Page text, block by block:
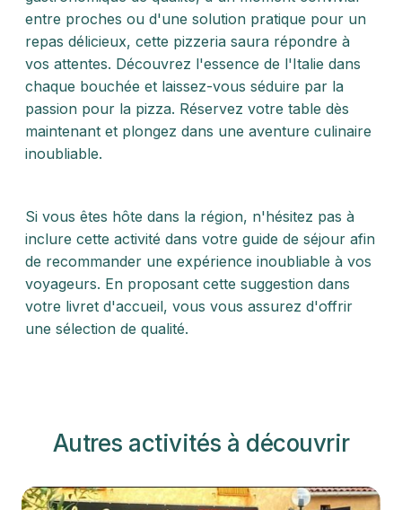
entre proches ou d'une solution pratique pour un
repas délicieux, cette pizzeria saura répondre à
vos attentes. Découvrez l'essence de l'Italie dans
chaque bouchée et laissez-vous séduire par la
passion pour la pizza. Réservez votre table dès
maintenant et plongez dans une aventure culinaire
inoubliable.
Si vous êtes hôte dans la région, n'hésitez pas à
inclure cette activité dans votre guide de séjour afin
de recommander une expérience inoubliable à vos
voyageurs. En proposant cette suggestion dans
votre livret d'accueil, vous vous assurez d'offrir
une sélection de qualité.
Autres activités à découvrir